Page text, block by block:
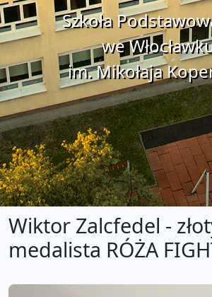
Szkoła
we
im. Mikołaja
Wiktor Zalcfedel -
medalista RÓŻA